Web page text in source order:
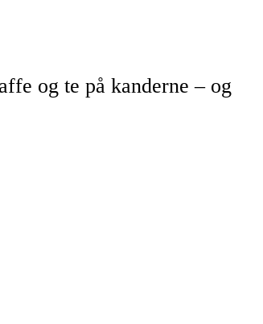
og te på kanderne – og